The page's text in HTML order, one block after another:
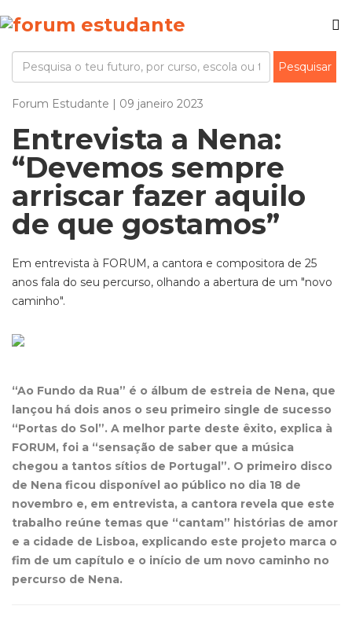
Forum Estudante | 09 janeiro 2023
Entrevista a Nena:
“Devemos sempre
arriscar fazer aquilo
de que gostamos”
Em entrevista à FORUM, a cantora e compositora de 25
anos fala do seu percurso, olhando a abertura de um "novo
caminho".
“Ao Fundo da Rua” é o álbum de estreia de Nena, que
lançou há dois anos o seu primeiro single de sucesso
“Portas do Sol”. A melhor parte deste êxito, explica à
FORUM, foi a “sensação de saber que a música
chegou a tantos sítios de Portugal”. O primeiro disco
de Nena ficou disponível ao público no dia 18 de
novembro e, em entrevista, a cantora revela que este
trabalho reúne temas que “cantam” histórias de amor
e a cidade de Lisboa, explicando este projeto marca o
fim de um capítulo e o início de um novo caminho no
percurso de Nena.